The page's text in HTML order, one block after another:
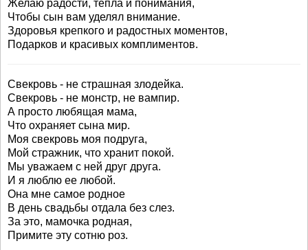
Желаю радости, тепла и понимания,
Чтобы сын вам уделял внимание.
Здоровья крепкого и радостных моментов,
Подарков и красивых комплиментов.
Свекровь - не страшная злодейка.
Свекровь - не монстр, не вампир.
А просто любящая мама,
Что охраняет сына мир.
Моя свекровь моя подруга,
Мой стражник, что хранит покой.
Мы уважаем с ней друг друга.
И я люблю ее любой.
Она мне самое родное
В день свадьбы отдала без слез.
За это, мамочка родная,
Примите эту сотню роз.